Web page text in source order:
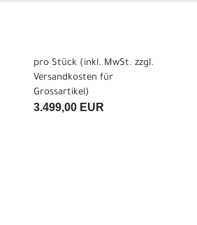
pro Stück (inkl. MwSt. zzgl.
Versandkosten für
Grossartikel)
3.499,00 EUR